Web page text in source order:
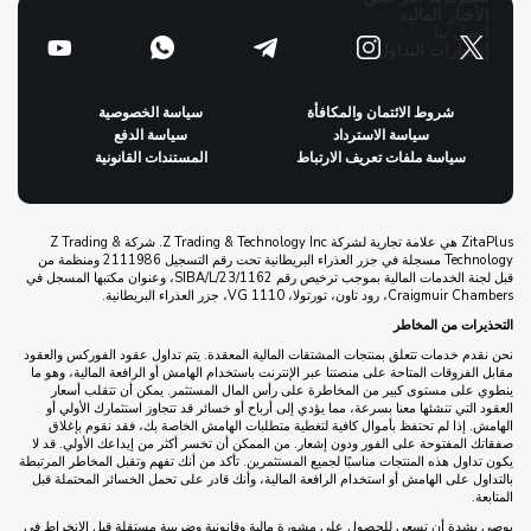
الأخبار المالية
إشعارات التداول
اتصل بنا
شروط الائتمان والمكافأة
سياسة الخصوصية
سياسة الاسترداد
سياسة الدفع
سياسة ملفات تعريف الارتباط
المستندات القانونية
ZitaPlus هي علامة تجارية لشركة Z Trading & Technology Inc. شركة Z Trading &
Technology مسجلة في جزر العذراء البريطانية تحت رقم التسجيل 2111986 ومنظمة من
قبل لجنة الخدمات المالية بموجب ترخيص رقم SIBA/L/23/1162، وعنوان مكتبها المسجل في
Craigmuir Chambers، رود تاون، تورتولا، VG 1110، جزر العذراء البريطانية.
التحذيرات من المخاطر
نحن نقدم خدمات تتعلق بمنتجات المشتقات المالية المعقدة. يتم تداول عقود الفوركس والعقود
مقابل الفروقات المتاحة على منصتنا عبر الإنترنت باستخدام الهامش أو الرافعة المالية، وهو ما
ينطوي على مستوى كبير من المخاطرة على رأس المال المستثمر. يمكن أن تتقلب أسعار
العقود التي تنشئها معنا بسرعة، مما يؤدي إلى أرباح أو خسائر قد تتجاوز استثمارك الأولي أو
الهامش. إذا لم تحتفظ بأموال كافية لتغطية متطلبات الهامش الخاصة بك، فقد نقوم بإغلاق
صفقاتك المفتوحة على الفور ودون إشعار. من الممكن أن تخسر أكثر من إيداعك الأولي. قد لا
يكون تداول هذه المنتجات مناسبًا لجميع المستثمرين. تأكد من أنك تفهم وتقبل المخاطر المرتبطة
بالتداول على الهامش أو استخدام الرافعة المالية، وأنك قادر على تحمل الخسائر المحتملة قبل
المتابعة.
يوصى بشدة أن تسعى للحصول على مشورة مالية وقانونية وضريبية مستقلة قبل الانخراط في